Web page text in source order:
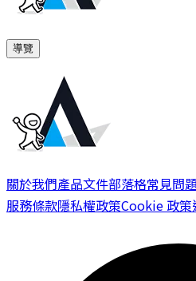
導覽
關於我們產品文件部落格常見問
服務條款隱私權政策Cookie 政策